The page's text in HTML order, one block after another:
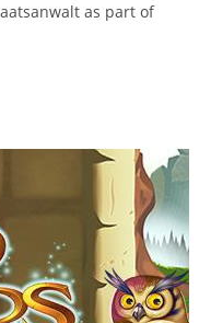
as part of